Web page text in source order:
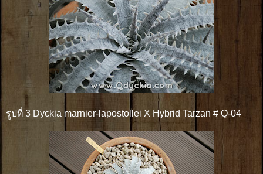
รูปที่ 3 Dyckia marnier-lapostollei X Hybrid Tarzan # Q-04